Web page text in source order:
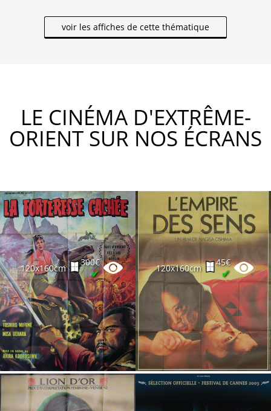
voir les affiches de cette thématique
LE CINÉMA D'EXTRÊME-
ORIENT SUR NOS ÉCRANS
120x160cm
300€
✔ 120x160cm
45€
✔